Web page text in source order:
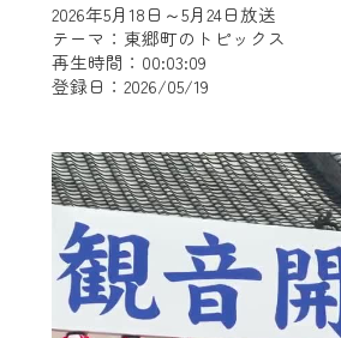
2026年5月18日～5月24日放送
テーマ：東郷町のトピックス
再生時間：00:03:09
登録日：2026/05/19